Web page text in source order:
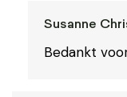
Susanne
Bedankt